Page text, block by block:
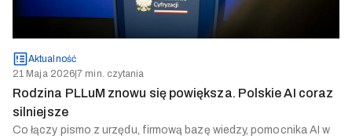
Aktualność
21 Maja 2026|7 min. czytania
Rodzina PLLuM znowu się powiększa. Polskie AI coraz
silniejsze
Co łączy pismo z urzędu, firmową bazę wiedzy, pomocnika AI w